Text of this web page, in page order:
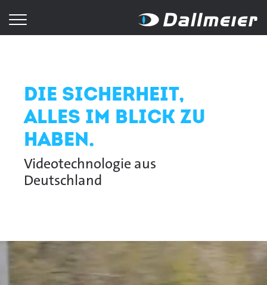
Die Sicherheit,
alles im Blick zu
haben.
Videotechnologie aus
Deutschland